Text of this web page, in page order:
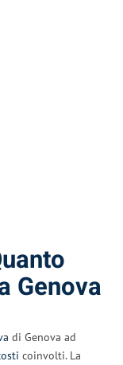
Genova
di Genova ad
coinvolti. La